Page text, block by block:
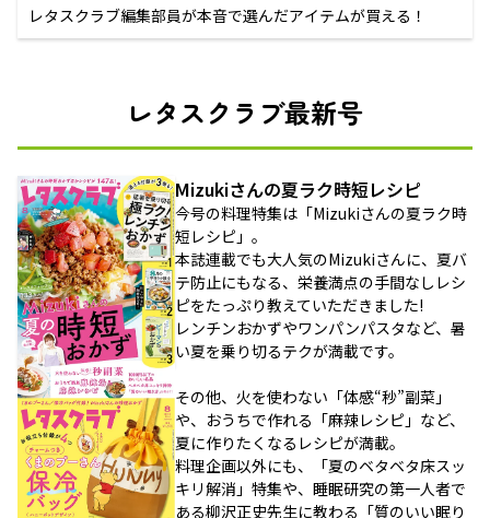
レタスクラブ編集部員が本音で選んだアイテムが買える！
レタスクラブ最新号
Mizukiさんの夏ラク時短レシピ
今号の料理特集は「Mizukiさんの夏ラク時
短レシピ」。
本誌連載でも大人気のMizukiさんに、夏バ
テ防止にもなる、栄養満点の手間なしレシ
ピをたっぷり教えていただきました!
レンチンおかずやワンパンパスタなど、暑
い夏を乗り切るテクが満載です。
その他、火を使わない「体感“秒”副菜」
や、おうちで作れる「麻辣レシピ」など、
夏に作りたくなるレシピが満載。
料理企画以外にも、「夏のベタベタ床スッ
キリ解消」特集や、睡眠研究の第一人者で
ある柳沢正史先生に教わる「質のいい眠り